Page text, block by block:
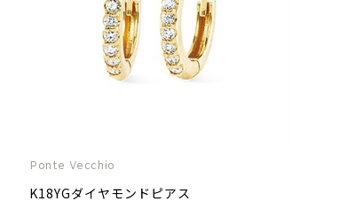
Ponte Vecchio
K18YGダイヤモンドピアス